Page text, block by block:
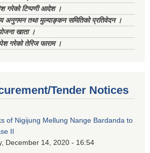
गरेको टिप्पणी आदेश ।
अनुगमन तथा मुल्याङ्कन समितिको प्रतिवेदन ।
खाता ।
गरेको तेरिज फाराम ।
Tender Notices
of Nigijung Mellung Nange Bardanda to
II
December 14, 2020 - 16:54